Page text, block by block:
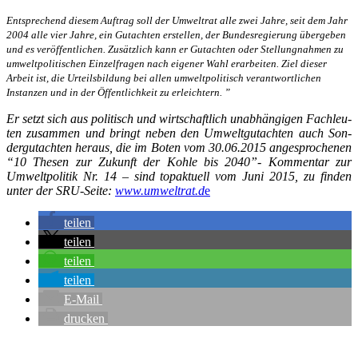
Ent­spre­chend die­sem Auf­trag soll der Umwelt­rat alle zwei Jah­re, seit dem Jahr
2004 alle vier Jah­re, ein Gut­ach­ten erstel­len, der Bun­des­re­gie­rung über­ge­ben
und es ver­öf­fent­li­chen. Zusätz­lich kann er Gut­ach­ten oder Stel­lung­nah­men zu
umwelt­po­li­ti­schen Ein­zel­fra­gen nach eige­ner Wahl erar­bei­ten. Ziel die­ser
Arbeit ist, die Urteils­bil­dung bei allen umwelt­po­li­tisch ver­ant­wort­li­chen
Instan­zen und in der Öffent­lich­keit zu erleichtern. ”
Er setzt sich aus poli­tisch und wirt­schaft­lich unab­hän­gi­gen Fach­leu­
ten zusam­men und bringt neben den Umwelt­gut­ach­ten auch Son­
der­gut­ach­ten her­aus, die im Boten vom 30.06.2015 ange­spro­che­nen
“10 The­sen zur Zukunft der Koh­le bis 2040”- Kom­men­tar zur
Umwelt­po­li­tik Nr. 14 – sind top­ak­tu­ell vom Juni 2015, zu fin­den
unter der SRU-Sei­te: www.umweltrat.de
tei­len
tei­len
tei­len
tei­len
E‑Mail
dru­cken